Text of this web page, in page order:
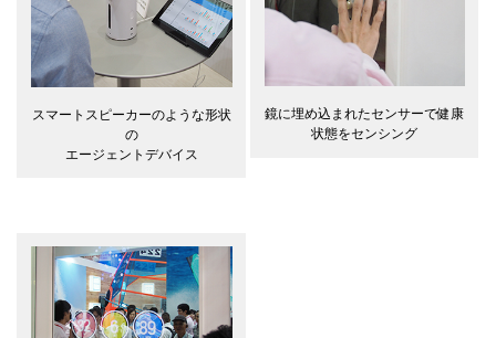
スマートスピーカーのような形状
の
エージェントデバイス
鏡に埋め込まれたセンサーで健康
状態をセンシング